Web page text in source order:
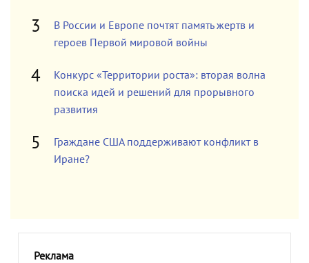
В России и Европе почтят память жертв и
героев Первой мировой войны
Конкурс «Территории роста»: вторая волна
поиска идей и решений для прорывного
развития
Граждане США поддерживают конфликт в
Иране?
Реклама